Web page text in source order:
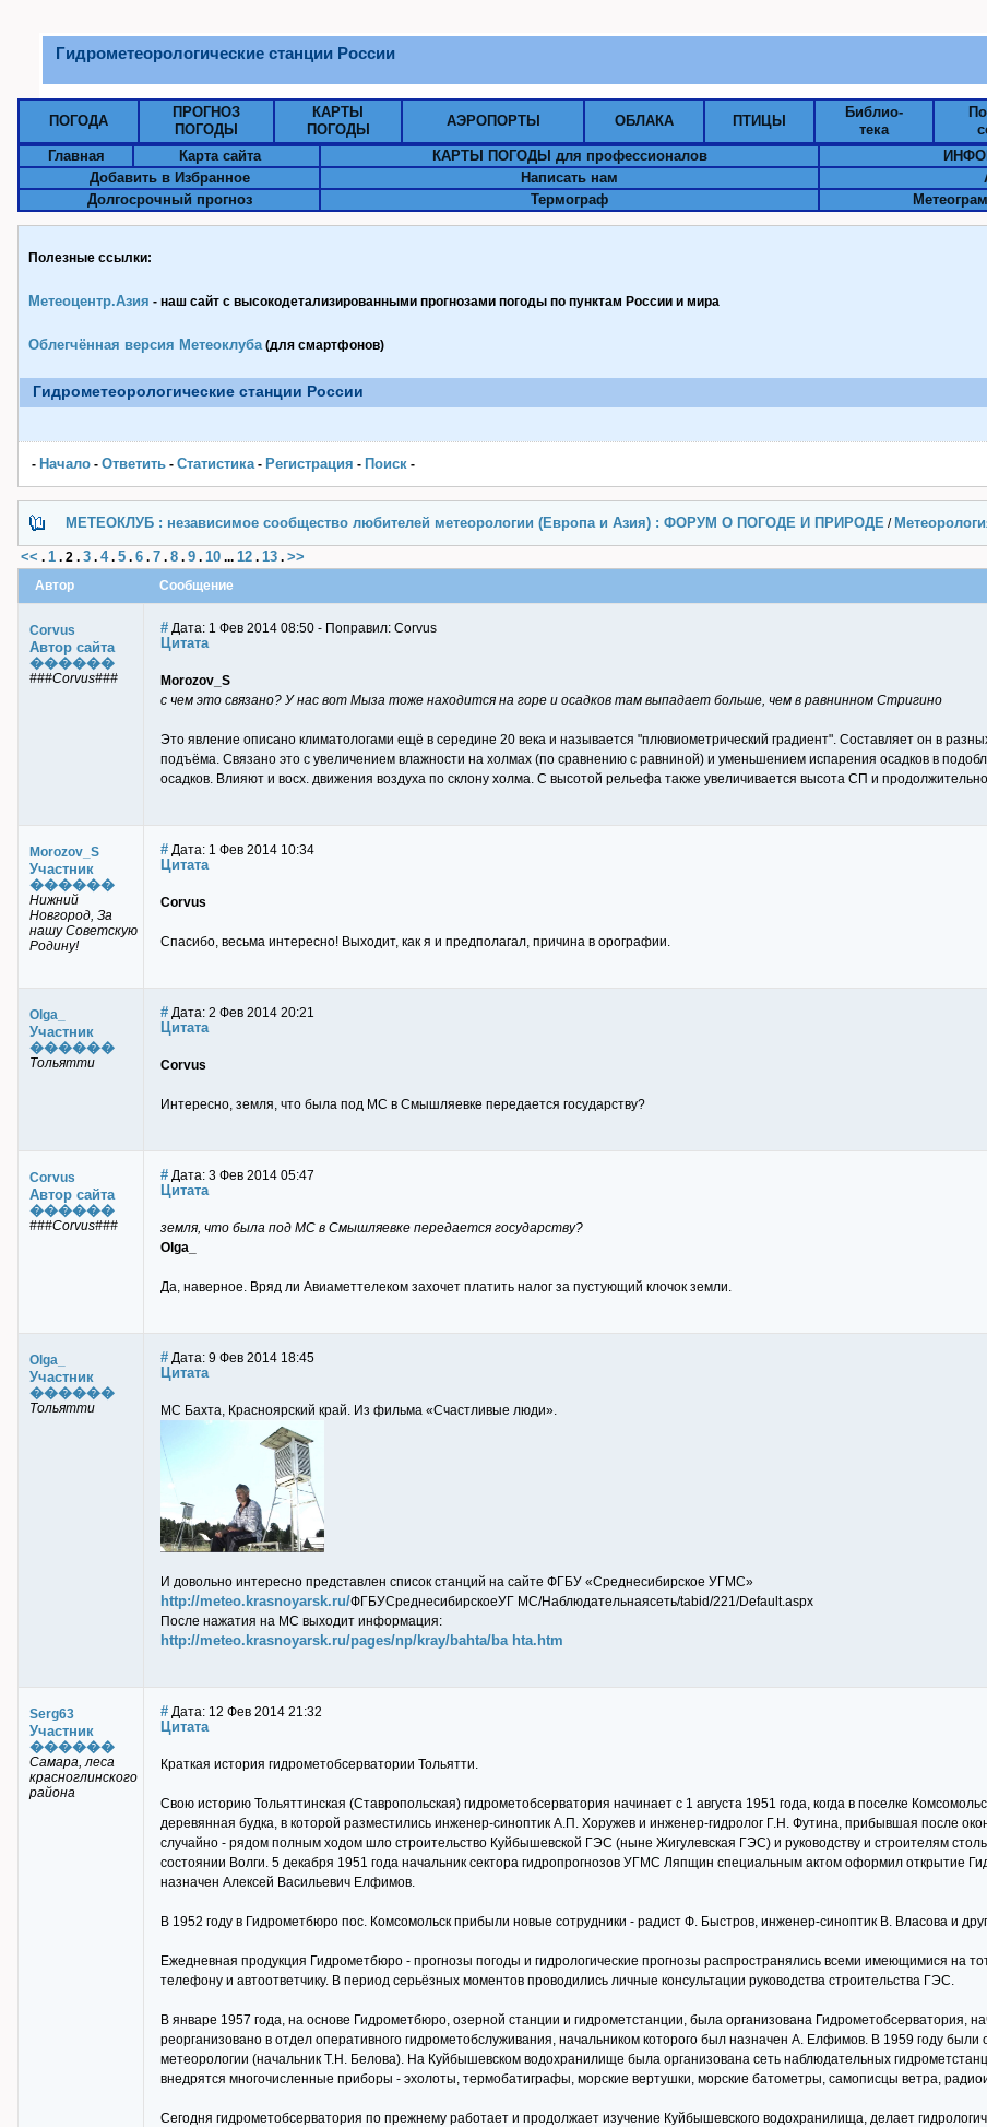
Гидрометеорологические станции России
ПОГОДА
ПРОГНОЗ
ПОГОДЫ
КАРТЫ
ПОГОДЫ
АЭРОПОРТЫ ОБЛАКА ПТИЦЫ
Библио-
тека
Главная
Карта сайта КАРТЫ ПОГОДЫ для профессионалов
Добавить в Избранное
Написать нам
Долгосрочный прогноз
Термограф
Полезные ссылки:
Метеоцентр.Азия - наш сайт с высокодетализированными прогнозами погоды по пунктам Pоссии и мира
Облегчённая версия Метеоклуба(для смартфонов)
Гидрометеорологические станции России
- Начало - Ответить - Статистика- Pегистрация - Поиск -
МЕТЕОКЛУБ : независимое сообщество любителей метеорологии (Европа и Азия) : ФОРУМ О ПОГОДЕ И ПРИРОДЕ /
<< . 1 . 2 . 3 . 4. 5 . 6 . 7 . 8 . 9 . 10 ... 12 . 13 . >>
Автор Сообщение
Corvus
Автор сайта
������
###Corvus###
# Дата: 1 Фев 2014 08:50 - Поправил: Corvus
Цитата
Morozov_S
с чем это связано? У нас вот Мыза тоже находится на горе и осадков там выпадает больше, чем в равнинном Стригино
Это явление описано климатологами ещё в середине 20 века и называется "плювиометрический градиент". Составляет он в
подъёма. Связано это с увеличением влажности на холмах (по сравнению с равниной) и уменьшением испарения осадков в
осадков. Влияют и восх. движения воздуха по склону холма. С высотой рельефа также увеличивается высота СП и
Morozov_S
Участник
������
Нижний
Новгород, За
нашу Советскую
Родину!
# Дата: 1 Фев 2014 10:34
Цитата
Corvus
Спасибо, весьма интересно! Выходит, как я и предполагал, причина в орографии.
Olga_
Участник
������
Тольятти
# Дата: 2 Фев 2014 20:21
Цитата
Corvus
Интересно, земля, что была под МС в Смышляевке передается государству?
Corvus
Автор сайта
������
###Corvus###
# Дата: 3 Фев 2014 05:47
Цитата
земля, что была под МС в Смышляевке передается государству?
Olga_
Да, наверное. Вряд ли Авиаметтелеком захочет платить налог за пустующий клочок земли.
Olga_
Участник
������
Тольятти
# Дата: 9 Фев 2014 18:45
Цитата
МС Бахта, Красноярский край. Из фильма «Счастливые люди».
И довольно интересно представлен список станций на сайте ФГБУ «Среднесибирское УГМС»
http://meteo.krasnoyarsk.ru/ФГБУСреднесибирскоеУГ МС/Наблюдательнаясеть/tabid/221/Default.aspx
После нажатия на МС выходит информация:
http://meteo.krasnoyarsk.ru/pages/np/kray/bahta/ba hta.htm
Serg63
Участник
������
Самара, леса
красноглинского
района
# Дата: 12 Фев 2014 21:32
Цитата
Краткая история гидрометобсерватории Тольятти.
Свою историю Тольяттинская (Ставропольская) гидрометобсерватория начинает с 1 августа 1951 года, когда в поселке
деревянная будка, в которой разместились инженер-синоптик А.П. Хоружев и инженер-гидролог Г.Н. Футина, прибывшая после
случайно - рядом полным ходом шло строительство Куйбышевской ГЭС (ныне Жигулевская ГЭС) и руководству и строителям
состоянии Волги. 5 декабря 1951 года начальник сектора гидропрогнозов УГМС Ляпщин специальным актом оформил открытие
назначен Алексей Васильевич Елфимов.
В 1952 году в Гидрометбюро пос. Комсомольск прибыли новые сотрудники - радист Ф. Быстров, инженер-синоптик В. Власова и
Ежедневная продукция Гидрометбюро - прогнозы погоды и гидрологические прогнозы распространялись всеми имеющимися на
телефону и автоответчику. В период серьёзных моментов проводились личные консультации руководства строительства ГЭС.
В январе 1957 года, на основе Гидрометбюро, озерной станции и гидрометстанции, была организована Гидрометобсерватория,
реорганизовано в отдел оперативного гидрометобслуживания, начальником которого был назначен А. Елфимов. В 1959 году
метеорологии (начальник Т.Н. Белова). На Куйбышевском водохранилище была организована сеть наблюдательных
внедрятся многочисленные приборы - эхолоты, термобатиграфы, морские вертушки, морские батометры, самописцы ветра,
Сегодня гидрометобсерватория по прежнему работает и продолжает изучение Куйбышевского водохранилища, делает